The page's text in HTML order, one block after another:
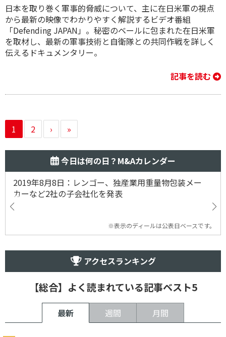
日本を取り巻く軍事的脅威について、主に在日米軍の視点
から最新の映像でわかりやすく解説するビデオ番組
「Defending JAPAN」。秘密のベールに包まれた在日米軍
を取材し、最新の軍事技術と自衛隊との共同作戦を詳しく
伝えるドキュメンタリー。
記事を読む
1 2 › »
今日は何の日？M&Aカレンダー
2019年8月8日：レンゴー、独産業用重量物包装メー
カーなど2社の子会社化を発表
※表示のディールは公表日ベースです。
アクセスランキング
【総合】よく読まれている記事ベスト5
最新 週間 月間